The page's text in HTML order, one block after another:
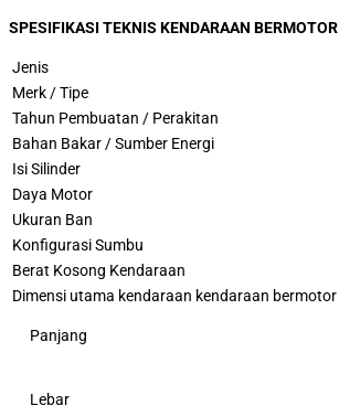
SPESIFIKASI TEKNIS KENDARAAN BERMOTOR
Jenis
Merk / Tipe
Tahun Pembuatan / Perakitan
Bahan Bakar / Sumber Energi
Isi Silinder
Daya Motor
Ukuran Ban
Konfigurasi Sumbu
Berat Kosong Kendaraan
Dimensi utama kendaraan kendaraan bermotor
Panjang
Lebar